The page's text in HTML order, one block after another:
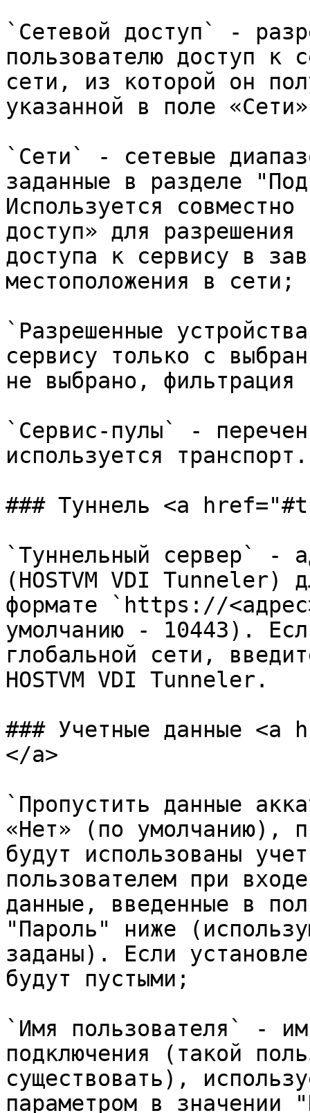
`Сетевой доступ` -
пользователю доступ к
сети, из которой он
указанной в поле
`Сети` - сетевые
заданные в разделе
Используется
доступ» для разрешения
доступа к сервису в
местоположения в сети;
`Разрешенные
сервису только с
не выбрано, фильтрация
`Сервис-пулы` -
используется транспорт.
### Туннель <a
`Туннельный сервер` -
(HOSTVM VDI Tunneler)
формате `https://
умолчанию - 10443).
глобальной сети,
HOSTVM VDI Tunneler.
### Учетные данные
</a>
`Пропустить данные
«Нет» (по умолчанию),
будут использованы
пользователем при
данные, введенные в
"Пароль" ниже
заданы). Если
будут пустыми;
`Имя пользователя` -
подключения (такой
существовать),
параметром в значении